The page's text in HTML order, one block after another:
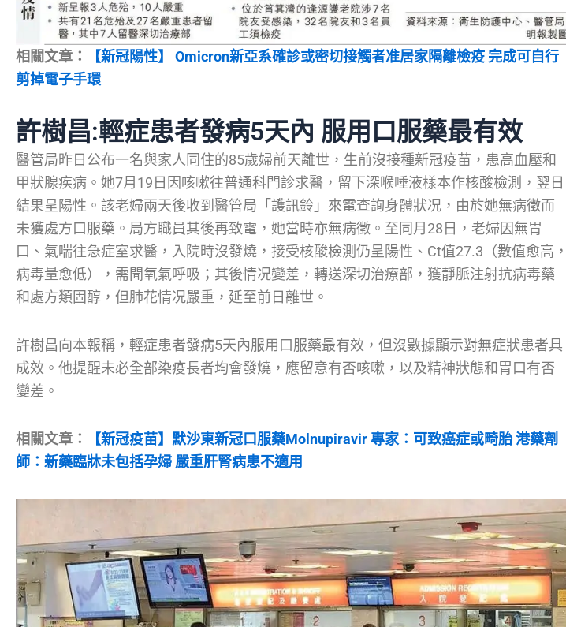
相關文章：
【新冠陽性】 Omicron新亞系確診或密切接觸者准居家隔離檢疫 完成可自行
剪掉電子手環
許樹昌:輕症患者發病5天內 服用口服藥最有效
醫管局昨日公布一名與家人同住的85歲婦前天離世，生前沒接種新冠疫苗，患高血壓和
甲狀腺疾病。她7月19日因咳嗽往普通科門診求醫，留下深喉唾液樣本作核酸檢測，翌日
結果呈陽性。該老婦兩天後收到醫管局「護訊鈴」來電查詢身體狀况，由於她無病徵而
未獲處方口服藥。局方職員其後再致電，她當時亦無病徵。至同月28日，老婦因無胃
口、氣喘往急症室求醫，入院時沒發燒，接受核酸檢測仍呈陽性、Ct值27.3（數值愈高，
病毒量愈低），需聞氧氣呼吸；其後情况變差，轉送深切治療部，獲靜脈注射抗病毒藥
和處方類固醇，但肺花情况嚴重，延至前日離世。
許樹昌向本報稱，輕症患者發病5天內服用口服藥最有效，但沒數據顯示對無症狀患者具
成效。他提醒未必全部染疫長者均會發燒，應留意有否咳嗽，以及精神狀態和胃口有否
變差。
相關文章：
【新冠疫苗】默沙東新冠口服藥Molnupiravir 專家：可致癌症或畸胎 港藥劑
師：新藥臨牀未包括孕婦 嚴重肝腎病患不適用